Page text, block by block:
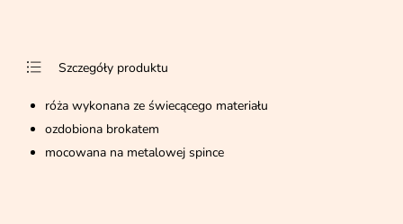
Szczegóły produktu
róża wykonana ze świecącego materiału
ozdobiona brokatem
mocowana na metalowej spince